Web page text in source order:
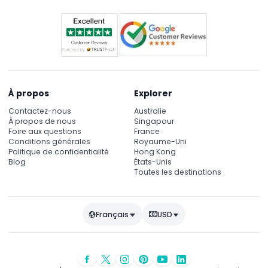
À propos
Contactez-nous
À propos de nous
Foire aux questions
Conditions générales
Politique de confidentialité
Blog
Explorer
Australie
Singapour
France
Royaume-Uni
Hong Kong
États-Unis
Toutes les destinations
Français USD